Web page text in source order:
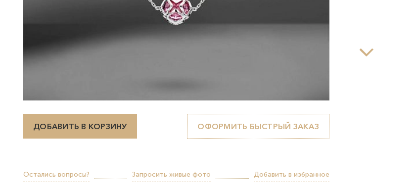
ДОБАВИТЬ В КОРЗИНУ ОФОРМИТЬ БЫСТРЫЙ ЗАКАЗ
Остались вопросы? Запросить живые фото Добавить в избранное